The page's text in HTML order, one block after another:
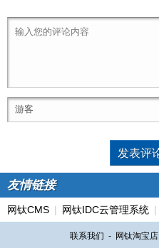
友情链接
网钛CMS | 网钛IDC云管理系统 |
联系我们 - 网钛淘宝店